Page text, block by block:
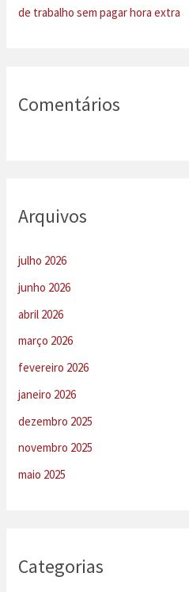
:de trabalho sem pagar hora extra
Comentários
Arquivos
julho 2026
junho 2026
abril 2026
março 2026
fevereiro 2026
janeiro 2026
dezembro 2025
novembro 2025
maio 2025
Categorias